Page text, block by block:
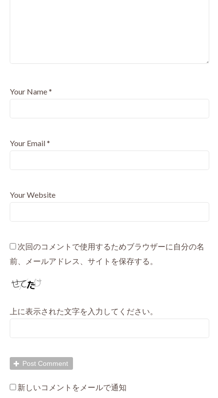
Your Name*
Your Email*
Your Website
次回のコメントで使用するためブラウザーに自分の名
前、メールアドレス、サイトを保存する。
上に表示された文字を入力してください。
新しいコメントをメールで通知